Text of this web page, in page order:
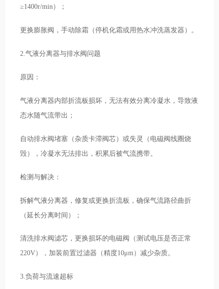
≥1400r/min）；
更换膨胀阀，手动除霜（停机化霜或用热水冲洗蒸发器）。
2.气液分离器与排水阀问题
原因：
气液分离器内部折流板损坏，无法有效分离冷凝水，导致液
态水随气流带出；
自动排水阀堵塞（杂质卡滞阀芯）或失灵（电磁阀线圈烧
毁），冷凝水无法排出，积累后被气流携带。
检测与解决：
拆解气液分离器，修复或更换折流板，确保气流路径曲折
（延长分离时间）；
清洗排水阀滤芯，更换损坏的电磁阀（测试电压是否正常
220V），加装前置过滤器（精度10μm）减少杂质。
3.负荷与流速超标